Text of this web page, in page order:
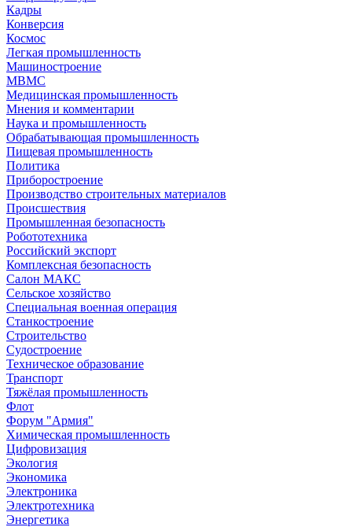
Кадры
Конверсия
Космос
Легкая промышленность
Машиностроение
МВМС
Медицинская промышленность
Мнения и комментарии
Наука и промышленность
Обрабатывающая промышленность
Пищевая промышленность
Политика
Приборостроение
Производство строительных материалов
Происшествия
Промышленная безопасность
Робототехника
Российский экспорт
Комплексная безопасность
Салон МАКС
Сельское хозяйство
Специальная военная операция
Станкостроение
Строительство
Судостроение
Техническое образование
Транспорт
Тяжёлая промышленность
Флот
Форум "Армия"
Химическая промышленность
Цифровизация
Экология
Экономика
Электроника
Электротехника
Энергетика